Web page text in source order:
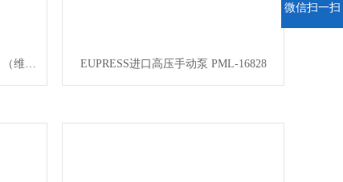
PML-16240700公斤压力高压手动泵 （维修） EUPRESS进口高压手动泵 PML-16828
微信扫一扫